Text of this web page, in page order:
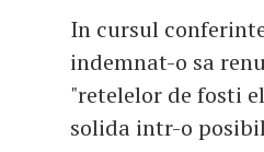
In cursul
indemnat-o sa
"retelelor de fosti
solida intr-o